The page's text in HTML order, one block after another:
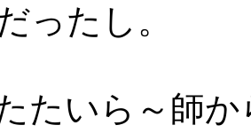
ったし。
たいら～師